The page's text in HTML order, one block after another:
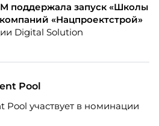
поддержала запуск «Школы
«Нацпроектстрой»
Digital Solution
Pool
Pool участвует в номинации